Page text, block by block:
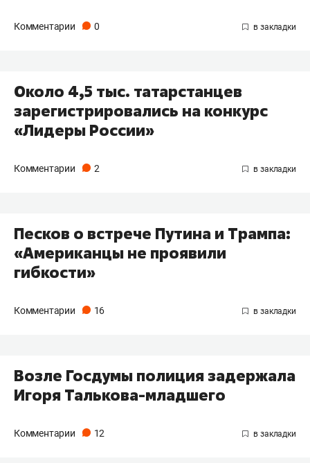
Комментарии 0
Около 4,5 тыс. татарстанцев
зарегистрировались на конкурс
«Лидеры России»
Комментарии 2
Песков о встрече Путина и Трампа:
«Американцы не проявили
гибкости»
Комментарии 16
​Возле Госдумы полиция задержала
Игоря Талькова-младшего
Комментарии 12